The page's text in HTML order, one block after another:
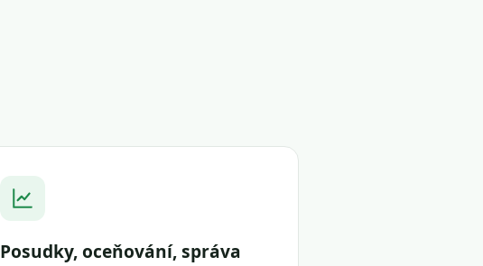
Posudky, oceňování, správa